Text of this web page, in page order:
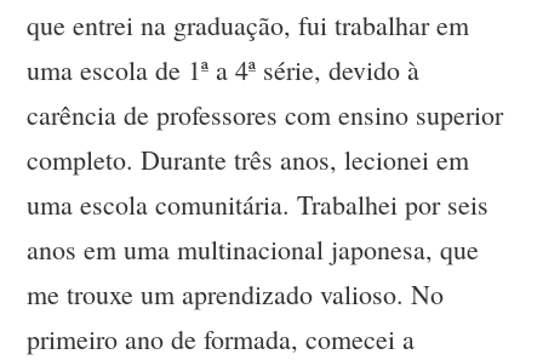
que entrei na graduação, fui trabalhar em
uma escola de 1ª a 4ª série, devido à
carência de professores com ensino superior
completo. Durante três anos, lecionei em
uma escola comunitária. Trabalhei por seis
anos em uma multinacional japonesa, que
me trouxe um aprendizado valioso. No
primeiro ano de formada, comecei a